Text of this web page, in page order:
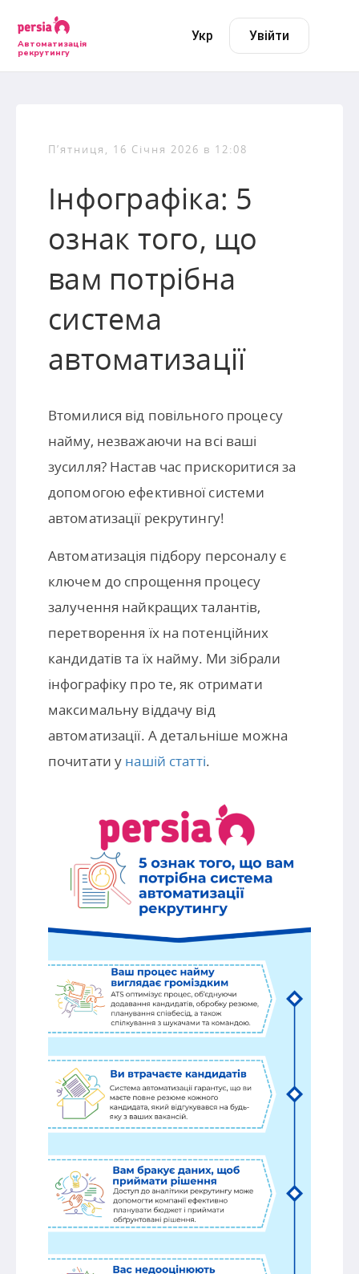
Автоматизація
рекрутингу
Укр Увійти
П’ятниця, 16 Січня 2026 в 12:08
Інфографіка: 5
ознак того, що
вам потрібна
система
автоматизації
Втомилися від повільного процесу
найму, незважаючи на всі ваші
зусилля? Настав час прискоритися за
допомогою ефективної системи
автоматизації рекрутингу!
Автоматизація підбору персоналу є
ключем до спрощення процесу
залучення найкращих талантів,
перетворення їх на потенційних
кандидатів та їх найму. Ми зібрали
інфографіку про те, як отримати
максимальну віддачу від
автоматизації. А детальніше можна
почитати у нашій статті.